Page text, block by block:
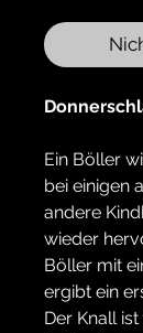
Ein Böller
bei einigen
andere
wieder
Böller mit
ergibt ein
Der Knall